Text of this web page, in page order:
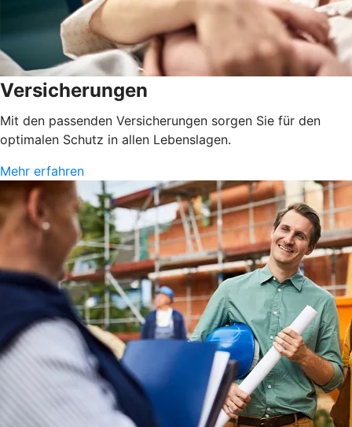
Versicherungen
Mit den passenden Versicherungen sorgen Sie für den
optimalen Schutz in allen Lebenslagen.
Mehr erfahren